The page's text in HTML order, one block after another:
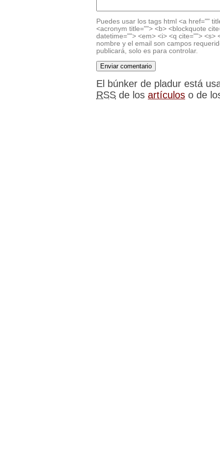
Puedes usar los tags html <a href=""
<acronym title=""> <b> <blockquote
datetime=""> <em> <i> <q cite=""> <s>
nombre y el email son campos
publicará, solo es para controlar.
El búnker de pladur está
RSS de los artículos o de